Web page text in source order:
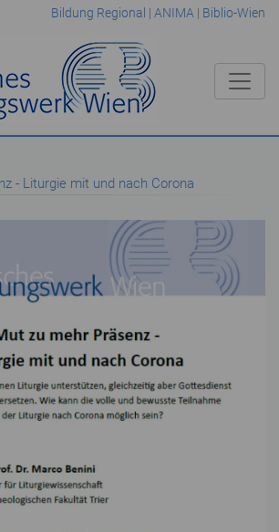
Bildung Regional | ANIMA | Biblio-Wien
- Liturgie mit und nach Corona